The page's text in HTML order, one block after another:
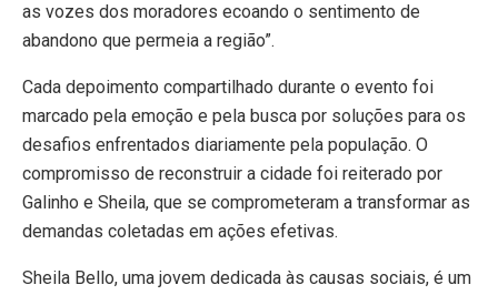
as vozes dos moradores ecoando o sentimento de
abandono que permeia a região”.
Cada depoimento compartilhado durante o evento foi
marcado pela emoção e pela busca por soluções para os
desafios enfrentados diariamente pela população. O
compromisso de reconstruir a cidade foi reiterado por
Galinho e Sheila, que se comprometeram a transformar as
demandas coletadas em ações efetivas.
Sheila Bello, uma jovem dedicada às causas sociais, é um